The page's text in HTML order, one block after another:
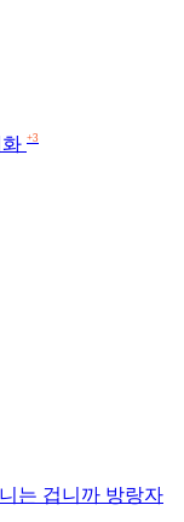
+3
는 겁니까 방랑자